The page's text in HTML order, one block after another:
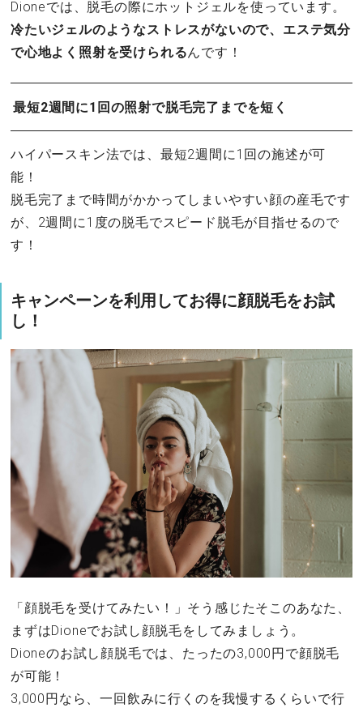
Dioneでは、脱毛の際にホットジェルを使っています。
冷たいジェルのようなストレスがないので、エステ気分
で心地よく照射を受けられるんです！
最短2週間に1回の照射で脱毛完了までを短く
ハイパースキン法では、最短2週間に1回の施述が可
能！
脱毛完了まで時間がかかってしまいやすい顔の産毛です
が、2週間に1度の脱毛でスピード脱毛が目指せるので
す！
キャンペーンを利用してお得に顔脱毛をお試
し！
「顔脱毛を受けてみたい！」そう感じたそこのあなた、
まずはDioneでお試し顔脱毛をしてみましょう。
Dioneのお試し顔脱毛では、たったの3,000円で顔脱毛
が可能！
3,000円なら、一回飲みに行くのを我慢するくらいで行